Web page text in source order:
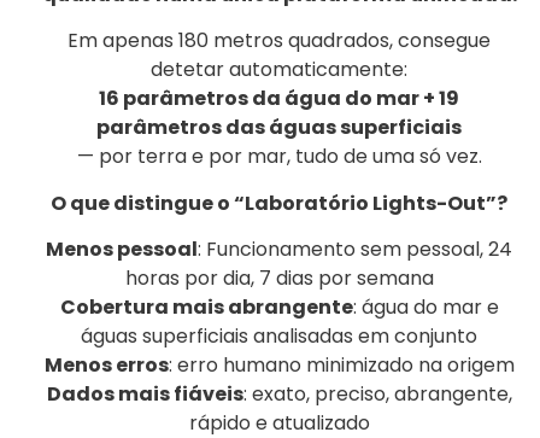
Em apenas 180 metros quadrados, consegue
detetar automaticamente:
16 parâmetros da água do mar + 19
parâmetros das águas superficiais
— por terra e por mar, tudo de uma só vez.
O que distingue o “Laboratório Lights-Out”?
Menos pessoal: Funcionamento sem pessoal, 24
horas por dia, 7 dias por semana
Cobertura mais abrangente: água do mar e
águas superficiais analisadas em conjunto
Menos erros: erro humano minimizado na origem
Dados mais fiáveis: exato, preciso, abrangente,
rápido e atualizado